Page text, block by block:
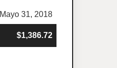
Mayo 31, 2018
$1,386.72